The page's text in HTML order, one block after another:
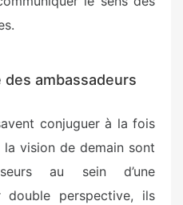
ambassadeurs
conjuguer à la fois
vision de demain sont
au sein d’une
double perspective, ils